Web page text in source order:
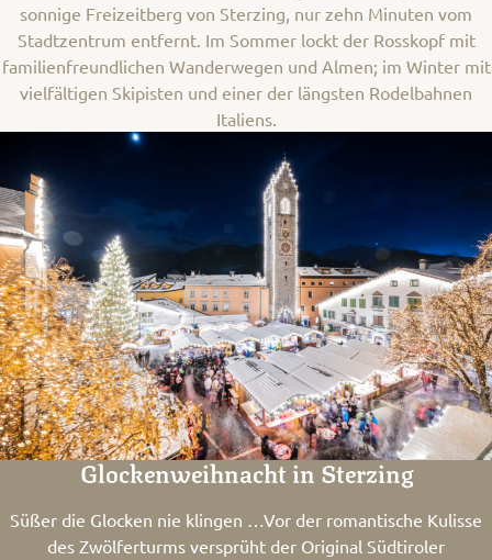
sonnige Freizeitberg von Sterzing, nur zehn Minuten vom
Stadtzentrum entfernt. Im Sommer lockt der Rosskopf mit
familienfreundlichen Wanderwegen und Almen; im Winter mit
vielfältigen Skipisten und einer der längsten Rodelbahnen
Italiens.
Glockenweihnacht in Sterzing
Süßer die Glocken nie klingen …Vor der romantische Kulisse
des Zwölferturms versprüht der Original Südtiroler